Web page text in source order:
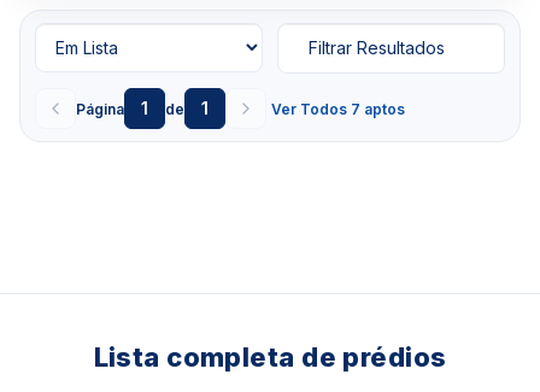
Página 1 de 1 Ver Todos 7 aptos
Filtrar Resultados
Lista completa de prédios